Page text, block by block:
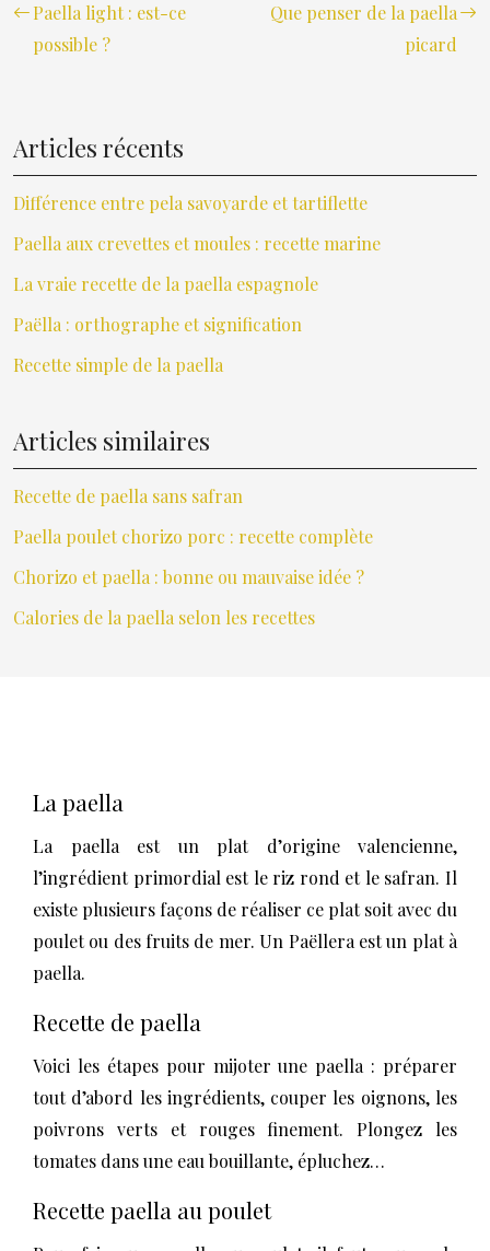
Paella light : est-ce
possible ?
Que penser de la paella
picard
Articles récents
Différence entre pela savoyarde et tartiflette
Paella aux crevettes et moules : recette marine
La vraie recette de la paella espagnole
Paëlla : orthographe et signification
Recette simple de la paella
Articles similaires
Recette de paella sans safran
Paella poulet chorizo porc : recette complète
Chorizo et paella : bonne ou mauvaise idée ?
Calories de la paella selon les recettes
La paella
La paella est un plat d’origine valencienne,
l’ingrédient primordial est le riz rond et le safran. Il
existe plusieurs façons de réaliser ce plat soit avec du
poulet ou des fruits de mer. Un Paëllera est un plat à
paella.
Recette de paella
Voici les étapes pour mijoter une paella : préparer
tout d’abord les ingrédients, couper les oignons, les
poivrons verts et rouges finement. Plongez les
tomates dans une eau bouillante, épluchez…
Recette paella au poulet